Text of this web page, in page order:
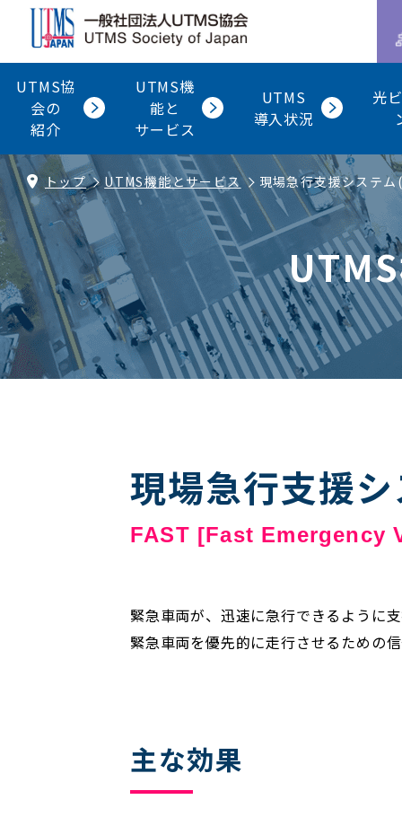
UTMS協
会の
紹介
UTMS機
能と
サービス
UTMS
導入状況
光
トップ UTMS機能とサービス 現場急行支援システ
現場急行支援
FAST [Fast Emergency
緊急車両が、迅速に急行できるように
緊急車両を優先的に走行させるための
主な効果